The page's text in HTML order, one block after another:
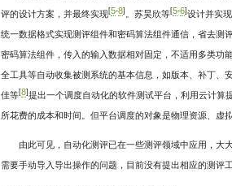
评的设计方案，并最终实现 5-8] 。苏昊欣等[ 5-6] 设计并实
统一数据格式实现测评组件和密码算法组件通信，省去测
密码算法组件，传入的输入数据相对固定，不适用多类功
全工具等自动收集被测系统的基本信息，如版本、补丁、
佳等[ 8] 提出一个调度自动化的软件测试平台，利用云计算
所花费的成本和时间。但平台调度的对象是物理资源、虚
由此可见，自动化测评已在一些测评领域中应用，大
需要手动导入导出操作的问题，目前没有提出相应的测评